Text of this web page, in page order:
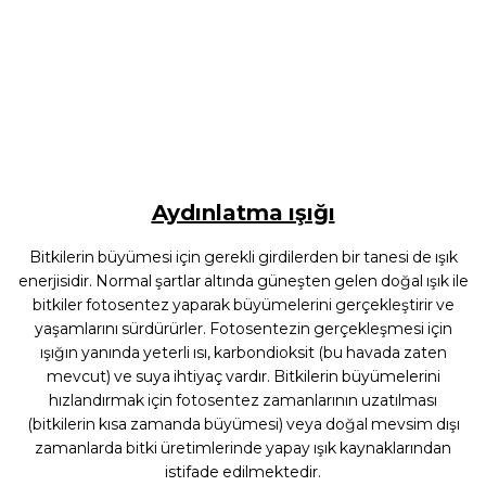
Aydınlatma ışığı
Bitkilerin büyümesi için gerekli girdilerden bir tanesi de ışık
enerjisidir. Normal şartlar altında güneşten gelen doğal ışık ile
bitkiler fotosentez yaparak büyümelerini gerçekleştirir ve
yaşamlarını sürdürürler. Fotosentezin gerçekleşmesi için
ışığın yanında yeterli ısı, karbondioksit (bu havada zaten
mevcut) ve suya ihtiyaç vardır. Bitkilerin büyümelerini
hızlandırmak için fotosentez zamanlarının uzatılması
(bitkilerin kısa zamanda büyümesi) veya doğal mevsim dışı
zamanlarda bitki üretimlerinde yapay ışık kaynaklarından
istifade edilmektedir.